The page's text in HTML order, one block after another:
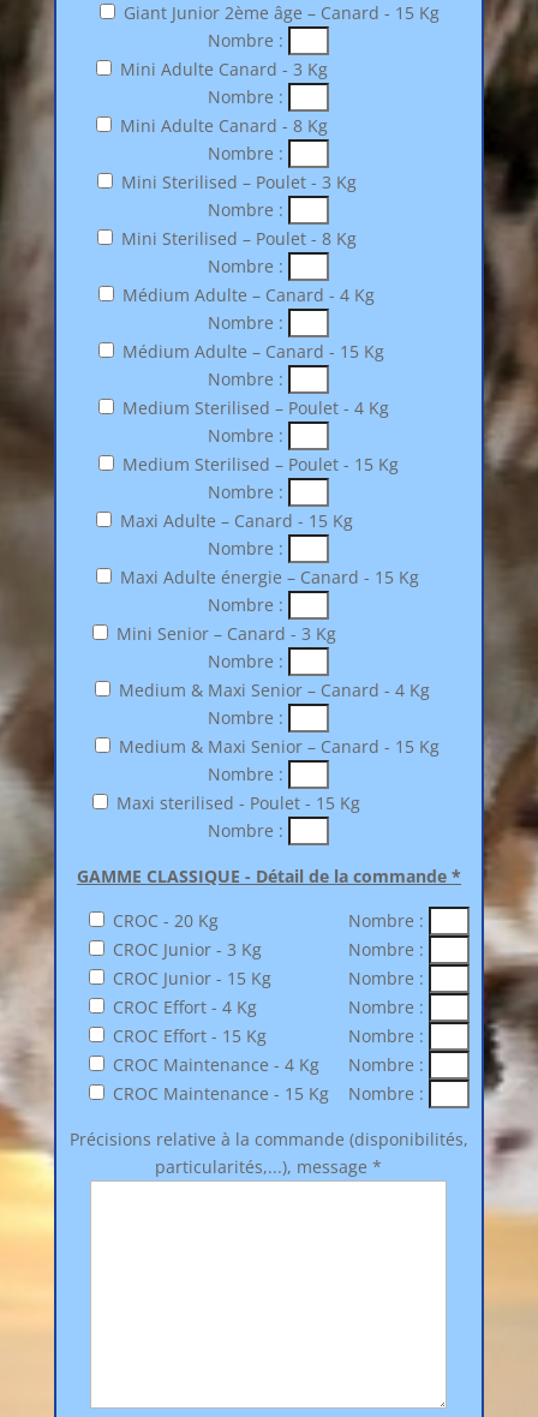
Giant Junior 2ème âge – Canard - 15 Kg
Nombre :
Mini Adulte Canard - 3 Kg
Nombre :
Mini Adulte Canard - 8 Kg
Nombre :
Mini Sterilised – Poulet - 3 Kg
Nombre :
Mini Sterilised – Poulet - 8 Kg
Nombre :
Médium Adulte – Canard - 4 Kg
Nombre :
Médium Adulte – Canard - 15 Kg
Nombre :
Medium Sterilised – Poulet - 4 Kg
Nombre :
Medium Sterilised – Poulet - 15 Kg
Nombre :
Maxi Adulte – Canard - 15 Kg
Nombre :
Maxi Adulte énergie – Canard - 15 Kg
Nombre :
Mini Senior – Canard - 3 Kg
Nombre :
Medium & Maxi Senior – Canard - 4 Kg
Nombre :
Medium & Maxi Senior – Canard - 15 Kg
Nombre :
Maxi sterilised - Poulet - 15 Kg
Nombre :
GAMME CLASSIQUE - Détail de la commande *
CROC - 20 Kg
Nombre :
CROC Junior - 3 Kg
Nombre :
CROC Junior - 15 Kg
Nombre :
CROC Effort - 4 Kg
Nombre :
CROC Effort - 15 Kg
Nombre :
CROC Maintenance - 4 Kg
Nombre :
CROC Maintenance - 15 Kg
Nombre :
Précisions relative à la commande (disponibilités,
particularités,...), message *